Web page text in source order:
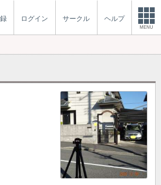
ログイン サークル ヘルプ
MENU